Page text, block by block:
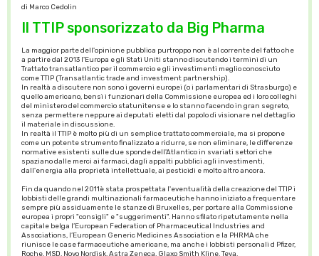
di Marco Cedolin
Il TTIP sponsorizzato da Big Pharma
La maggior parte dell'opinione pubblica purtroppo non è al corrente del fatto che
a partire dal 2013 l'Europa e gli Stati Uniti stanno discutendo i termini di un
Trattato transatlantico per il commercio e gli investimenti meglio conosciuto
come TTIP (Transatlantic trade and investment partnership).
In realtà a discutere non sono i governi europei (o i parlamentari di Strasburgo) e
quello americano, bensì i funzionari della Commissione europea ed i loro colleghi
del ministero del commercio statunitense e lo stanno facendo in gran segreto,
senza permettere neppure ai deputati eletti dal popolo di visionare nel dettaglio
il materiale in discussione.
In realtà il TTIP è molto più di un semplice trattato commerciale, ma si propone
come un potente strumento finalizzato a ridurre, se non eliminare, le differenze
normative esistenti sulle due sponde dell'Atlantico in svariati settori che
spaziano dalle merci ai farmaci, dagli appalti pubblici agli investimenti,
dall'energia alla proprietà intellettuale, ai pesticidi e molto altro ancora.
Fin da quando nel 2011è stata prospettata l'eventualità della creazione del TTIP i
lobbisti delle grandi multinazionali farmaceutiche hanno iniziato a frequentare
sempre più assiduamente le stanze di Bruxelles, per portare alla Commissione
europea i propri "consigli" e "suggerimenti". Hanno sfilato ripetutamente nella
capitale belga l’European Federation of Pharmaceutical Industries and
Associations, l’European Generic Medicines Association e la PHRMA che
riunisce le case farmaceutiche americane, ma anche i lobbisti personali d Pfizer,
Roche, MSD, Novo Nordisk, Astra Zeneca, Glaxo Smith Kline, Teva,